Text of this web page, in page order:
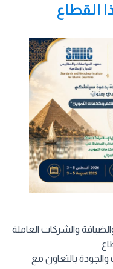
القطاع
والشركات العاملة
بالتعاون مع